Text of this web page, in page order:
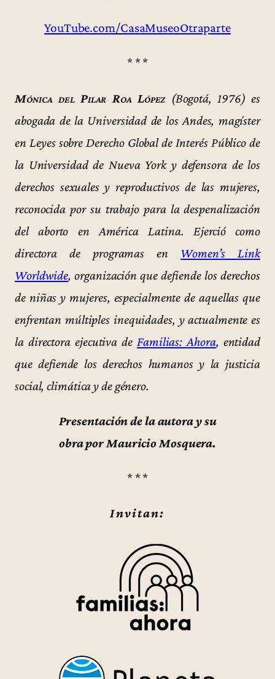
YouTube.com/CasaMuseoOtraparte
* * *
Mónica del Pilar Roa López(Bogotá, 1976) es
abogada de la Universidad de los Andes, magíster
en Leyes sobre Derecho Global de Interés Público de
la Universidad de Nueva York y defensora de los
derechos sexuales y reproductivos de las mujeres,
reconocida por su trabajo para la despenalización
del aborto en América Latina. Ejerció como
directora de programas en Women’s Link
Worldwide, organización que defiende los derechos
de niñas y mujeres, especialmente de aquellas que
enfrentan múltiples inequidades, y actualmente es
la directora ejecutiva de Familias: Ahora, entidad
que defiende los derechos humanos y la justicia
social, climática y de género.
Presentación de la autora y su
obra por Mauricio Mosquera.
* * *
Invitan: